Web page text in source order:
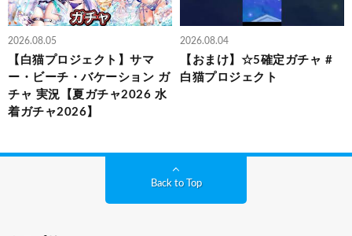
2026.08.05
【白猫プロジェクト】サマ
ー・ビーチ・バケーション ガ
チャ 実況【夏ガチャ2026 水
着ガチャ2026】
2026.08.04
【おまけ】☆5確定ガチャ #
白猫プロジェクト
Back to Top